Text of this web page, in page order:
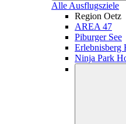
Alle Ausflugsziele
Region Oetz
AREA 47
Piburger See
Erlebnisberg
Ninja Park